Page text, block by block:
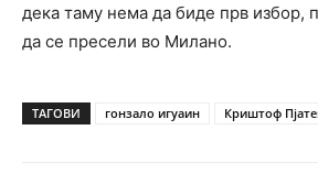
дека таму нема да биде прв избор,
да се пресели во Милано.
ТАГОВИ гонзало игуаин Криштоф